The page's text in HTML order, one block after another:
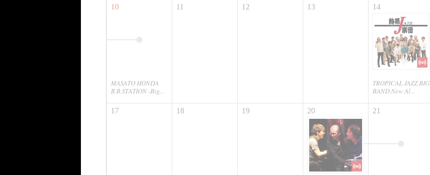
10
MASATO HONDA
B.B.STATION -Big...
11 12 13 14
TROPICAL JAZZ BIG
BAND New Al...
17 18 19 20 21